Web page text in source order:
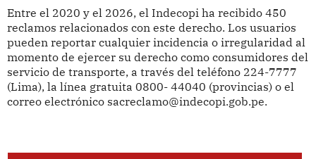
Entre el 2020 y el 2026, el Indecopi ha recibido 450
reclamos relacionados con este derecho. Los usuarios
pueden reportar cualquier incidencia o irregularidad al
momento de ejercer su derecho como consumidores del
servicio de transporte, a través del teléfono 224-7777
(Lima), la línea gratuita 0800- 44040 (provincias) o el
correo electrónico sacreclamo@indecopi.gob.pe.